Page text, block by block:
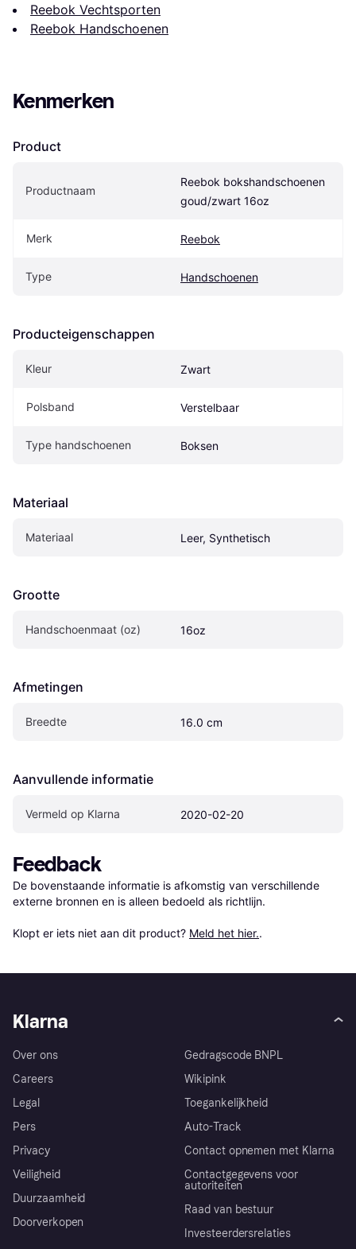
Reebok Vechtsporten
Reebok Handschoenen
Kenmerken
Product
Productnaam
Reebok bokshandschoenen
goud/zwart 16oz
Merk Reebok
Type Handschoenen
Producteigenschappen
Kleur Zwart
Polsband Verstelbaar
Type handschoenen Boksen
Materiaal
Materiaal Leer, Synthetisch
Grootte
Handschoenmaat (oz) 16oz
Afmetingen
Breedte 16.0 cm
Aanvullende informatie
Vermeld op Klarna 2020-02-20
Feedback
De bovenstaande informatie is afkomstig van verschillende
externe bronnen en is alleen bedoeld als richtlijn.
Klopt er iets niet aan dit product? Meld het hier..
Klarna
Over ons
Careers
Legal
Pers
Privacy
Veiligheid
Duurzaamheid
Doorverkopen
Gedragscode BNPL
Wikipink
Toegankelijkheid
Auto-Track
Contact opnemen met Klarna
Contactgegevens voor
autoriteiten
Raad van bestuur
Investeerdersrelaties